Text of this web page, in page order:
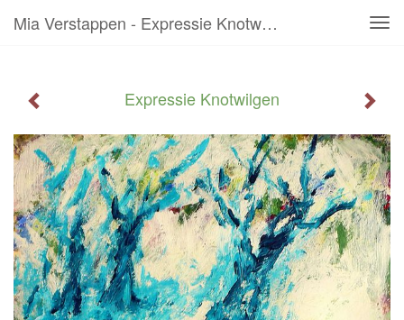
Mia Verstappen - Expressie Knotwilgen
Expressie Knotwilgen